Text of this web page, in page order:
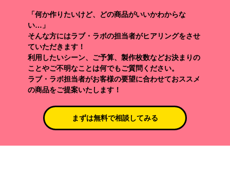
「何か作りたいけど、どの商品がいいかわからな
い…」
そんな方にはラブ・ラボの担当者がヒアリングをさせ
ていただきます！
利用したいシーン、ご予算、製作枚数などお決まりの
ことやご不明なことは何でもご質問ください。
ラブ・ラボ担当者がお客様の要望に合わせておススメ
の商品をご提案いたします！
まずは無料で相談してみる